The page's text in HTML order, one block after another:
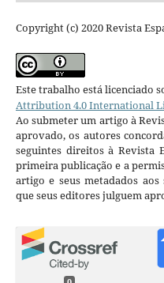
Copyright (c) 2020 Revista
Este trabalho está licenciado
Attribution 4.0 International
Ao submeter um artigo à
aprovado, os autores
seguintes direitos à Revista
primeira publicação e a
artigo e seus metadados
que seus editores julguem